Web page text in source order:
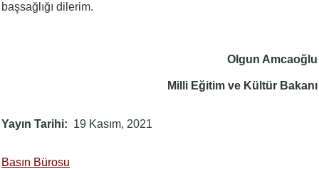
başsağlığı dilerim.
Olgun Amcaoğlu
Milli Eğitim ve Kültür Bakanı
Yayın Tarihi 19 Kasım, 2021
Basın Bürosu